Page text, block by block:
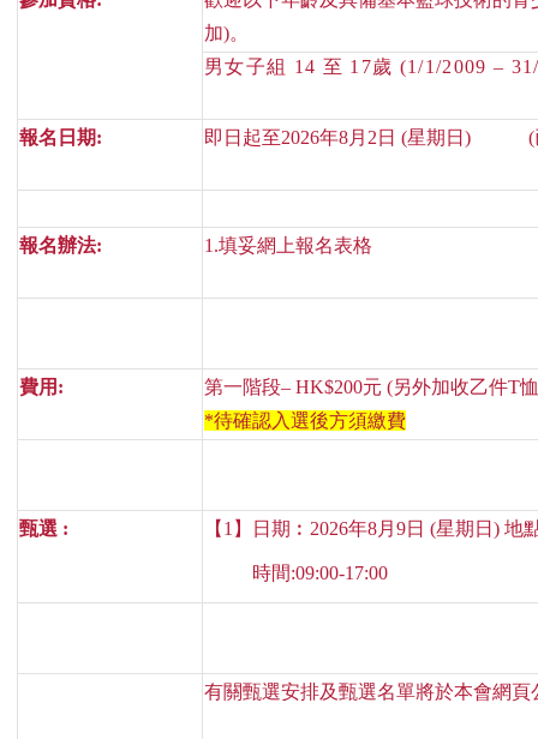
加)。
男女子組 14 至 17歲 (1/1/2009 –
報名日期: 即日起至2026年8月2日 (星期日) (
報名辦法: 1.填妥網上報名表格
費用:
第一階段– HK$200元 (另外加收乙件T
*待確認入選後方須繳費
甄選 : 【1】日期︰2026年8月9日 (星期日) 地
時間:09:00-17:00
有關甄選安排及甄選名單將於本會網頁